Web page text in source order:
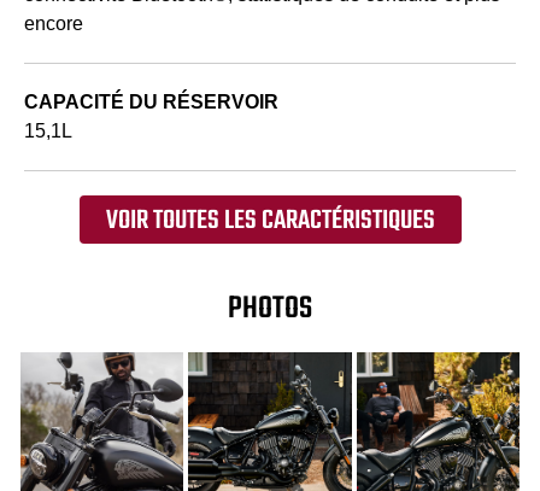
encore
CAPACITÉ DU RÉSERVOIR
15,1L
VOIR TOUTES LES CARACTÉRISTIQUES
PHOTOS